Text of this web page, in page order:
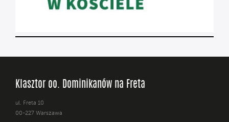
Klasztor oo. Dominikanów na Freta
ul. Freta 10
00-227 Warszawa